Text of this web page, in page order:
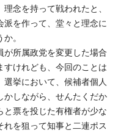
念を持って戦われたと、
派を作って、堂々と理念に
。
が所属政党を変更した場合
すけれども、今回のことは
挙において、候補者個人
かしながら、せんたくだか
と票を投じた有権者が少な
を狙って知事と二連ポス